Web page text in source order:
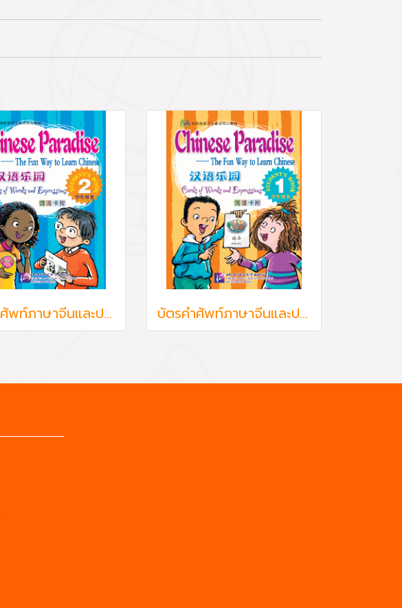
บัตรคำศัพท์ภาษาจีนและประโยค Cards of words and expressions Chinese Paradise 2 บัตรคำศัพท์ภาษาจีนและประโยค Cards of words and expressions Chinese Paradise 1